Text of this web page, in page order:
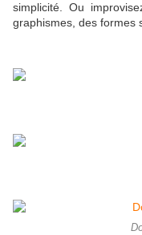
simplicité. Ou
graphismes, des formes